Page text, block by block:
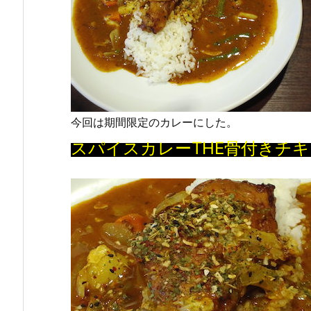
今回は期間限定のカレーにした。
スパイスカレーTHE骨付きチ